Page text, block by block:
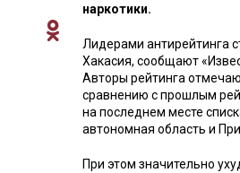
наркотики.
Лидерами антирейтинга
Хакасия, сообщают
Авторы рейтинга
сравнению с прошлым
на последнем месте
автономная область и
При этом значительно